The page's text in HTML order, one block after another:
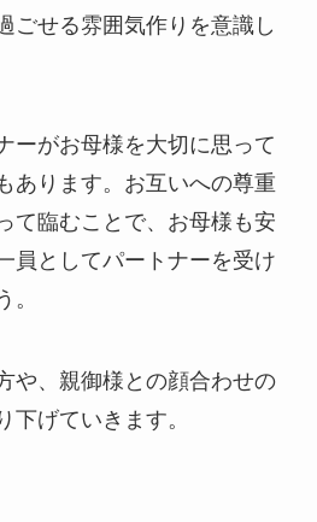
ごせる雰囲気作りを意識し
ーがお母様を大切に思って
あります。お互いへの尊重
て臨むことで、お母様も安
員としてパートナーを受け
。
や、親御様との顔合わせの
下げていきます。